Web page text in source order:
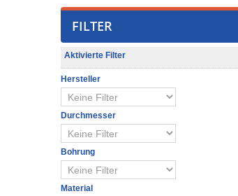
FILTER
Aktivierte Filter
Hersteller
Durchmesser
Bohrung
Material